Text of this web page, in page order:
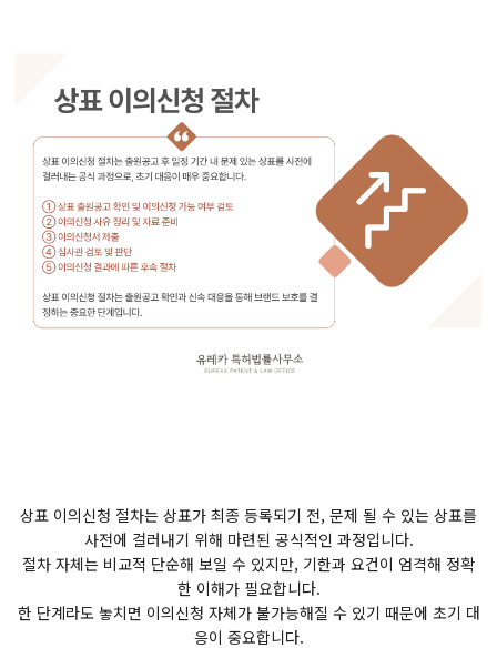
상표 이의신청 절차는 상표가 최종 등록되기 전, 문제 될 수 있는 상표를
사전에 걸러내기 위해 마련된 공식적인 과정입니다.
절차 자체는 비교적 단순해 보일 수 있지만, 기한과 요건이 엄격해 정확
한 이해가 필요합니다.
한 단계라도 놓치면 이의신청 자체가 불가능해질 수 있기 때문에 초기 대
응이 중요합니다.